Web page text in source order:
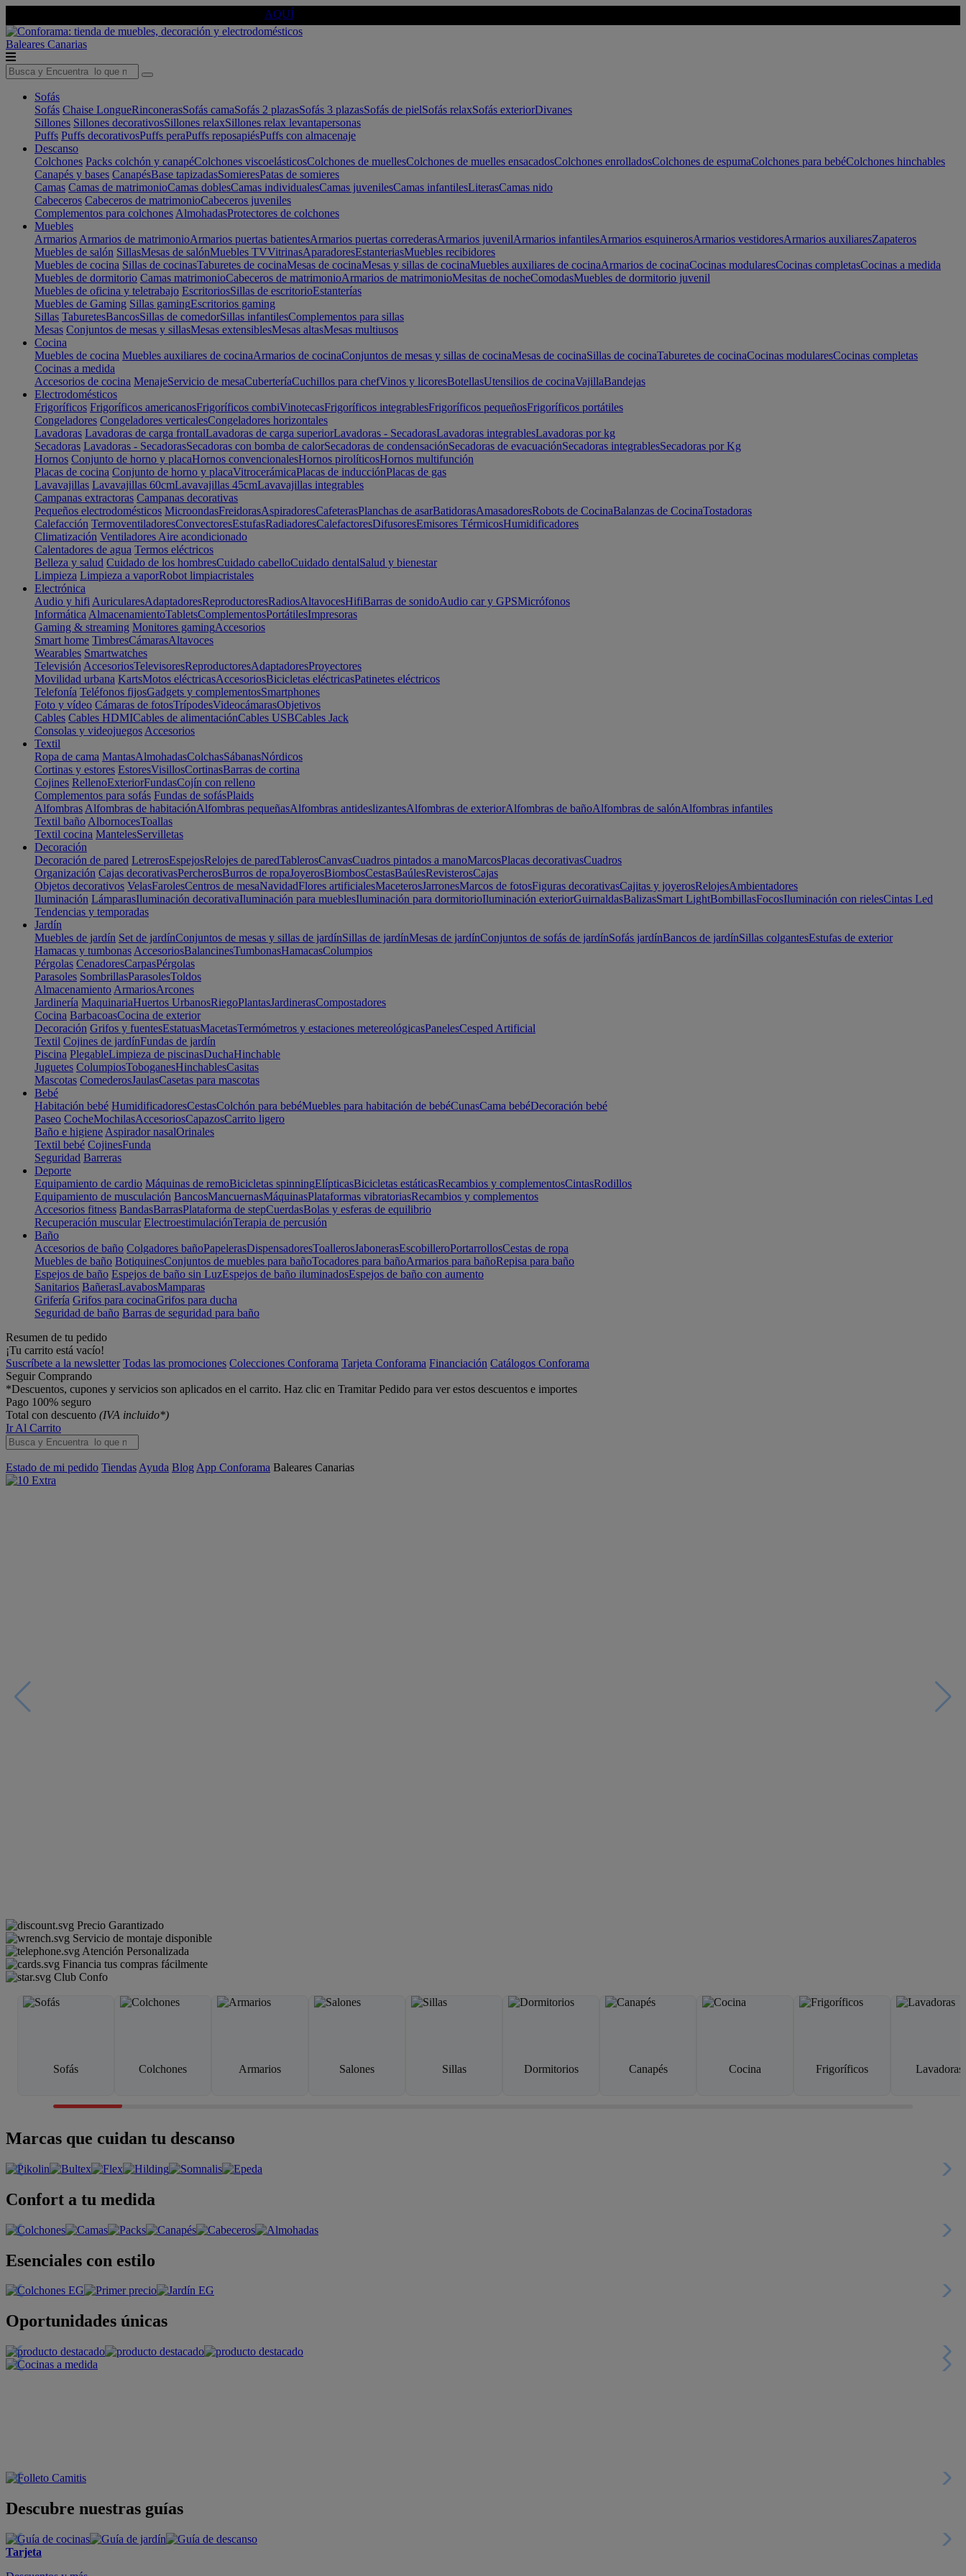
AQUÍ
Baleares Canarias
Sofás
Sofás Chaise LongueRinconerasSofás camaSofás 2 plazasSofás 3 plazasSofás de pielSofás relaxSofás exteriorDivanes
Sillones Sillones decorativosSillones relaxSillones relax levantapersonas
Puffs Puffs decorativosPuffs peraPuffs reposapiésPuffs con almacenaje
Descanso
Colchones Packs colchón y canapéColchones viscoelásticosColchones de muellesColchones de muelles ensacadosColchones enrolladosColchones de espumaColchones para bebéColchones hinchables
Canapés y bases CanapésBase tapizadasSomieresPatas de somieres
Camas Camas de matrimonioCamas doblesCamas individualesCamas juvenilesCamas infantilesLiterasCamas nido
Cabeceros Cabeceros de matrimonioCabeceros juveniles
Complementos para colchones AlmohadasProtectores de colchones
Muebles
Armarios Armarios de matrimonioArmarios puertas batientesArmarios puertas correderasArmarios juvenilArmarios infantilesArmarios esquinerosArmarios vestidoresArmarios auxiliaresZapateros
Muebles de salón SillasMesas de salónMuebles TVVitrinasAparadoresEstanteriasMuebles recibidores
Muebles de cocina Sillas de cocinasTaburetes de cocinaMesas de cocinaMesas y sillas de cocinaMuebles auxiliares de cocinaArmarios de cocinaCocinas modularesCocinas completasCocinas a medida
Muebles de dormitorio Camas matrimonioCabeceros de matrimonioArmarios de matrimonioMesitas de nocheComodasMuebles de dormitorio juvenil
Muebles de oficina y teletrabajo EscritoriosSillas de escritorioEstanterías
Muebles de Gaming Sillas gamingEscritorios gaming
Sillas TaburetesBancosSillas de comedorSillas infantilesComplementos para sillas
Mesas Conjuntos de mesas y sillasMesas extensiblesMesas altasMesas multiusos
Cocina
Muebles de cocina Muebles auxiliares de cocinaArmarios de cocinaConjuntos de mesas y sillas de cocinaMesas de cocinaSillas de cocinaTaburetes de cocinaCocinas modularesCocinas completas
Cocinas a medida
Accesorios de cocina MenajeServicio de mesaCuberteríaCuchillos para chefVinos y licoresBotellasUtensilios de cocinaVajillaBandejas
Electrodomésticos
Frigoríficos Frigoríficos americanosFrigoríficos combiVinotecasFrigoríficos integrablesFrigoríficos pequeñosFrigoríficos portátiles
Congeladores Congeladores verticalesCongeladores horizontales
Lavadoras Lavadoras de carga frontalLavadoras de carga superiorLavadoras - SecadorasLavadoras integrablesLavadoras por kg
Secadoras Lavadoras - SecadorasSecadoras con bomba de calorSecadoras de condensaciónSecadoras de evacuaciónSecadoras integrablesSecadoras por Kg
Hornos Conjunto de horno y placaHornos convencionalesHornos pirolíticosHornos multifunción
Placas de cocina Conjunto de horno y placaVitrocerámicaPlacas de inducciónPlacas de gas
Lavavajillas Lavavajillas 60cmLavavajillas 45cmLavavajillas integrables
Campanas extractoras Campanas decorativas
Pequeños electrodomésticos MicroondasFreidorasAspiradoresCafeterasPlanchas de asarBatidorasAmasadoresRobots de CocinaBalanzas de CocinaTostadoras
Calefacción TermoventiladoresConvectoresEstufasRadiadoresCalefactoresDifusoresEmisores TérmicosHumidificadores
Climatización Ventiladores Aire acondicionado
Calentadores de agua Termos eléctricos
Belleza y salud Cuidado de los hombresCuidado cabelloCuidado dentalSalud y bienestar
Limpieza Limpieza a vaporRobot limpiacristales
Electrónica
Audio y hifi AuricularesAdaptadoresReproductoresRadiosAltavocesHifiBarras de sonidoAudio car y GPSMicrófonos
Informática AlmacenamientoTabletsComplementosPortátilesImpresoras
Gaming & streaming Monitores gamingAccesorios
Smart home TimbresCámarasAltavoces
Wearables Smartwatches
Televisión AccesoriosTelevisoresReproductoresAdaptadoresProyectores
Movilidad urbana KartsMotos eléctricasAccesoriosBicicletas eléctricasPatinetes eléctricos
Telefonía Teléfonos fijosGadgets y complementosSmartphones
Foto y vídeo Cámaras de fotosTrípodesVideocámarasObjetivos
Cables Cables HDMICables de alimentaciónCables USBCables Jack
Consolas y videojuegos Accesorios
Textil
Ropa de cama MantasAlmohadasColchasSábanasNórdicos
Cortinas y estores EstoresVisillosCortinasBarras de cortina
Cojines RellenoExteriorFundasCojín con relleno
Complementos para sofás Fundas de sofásPlaids
Alfombras Alfombras de habitaciónAlfombras pequeñasAlfombras antideslizantesAlfombras de exteriorAlfombras de bañoAlfombras de salónAlfombras infantiles
Textil baño AlbornocesToallas
Textil cocina MantelesServilletas
Decoración
Decoración de pared LetrerosEspejosRelojes de paredTablerosCanvasCuadros pintados a manoMarcosPlacas decorativasCuadros
Organización Cajas decorativasPercherosBurros de ropaJoyerosBiombosCestasBaúlesRevisterosCajas
Objetos decorativos VelasFarolesCentros de mesaNavidadFlores artificialesMaceterosJarronesMarcos de fotosFiguras decorativasCajitas y joyerosRelojesAmbientadores
Iluminación LámparasIluminación decorativaIluminación para mueblesIluminación para dormitorioIluminación exteriorGuirnaldasBalizasSmart LightBombillasFocosIluminación con rielesCintas Led
Tendencias y temporadas
Jardín
Muebles de jardín Set de jardínConjuntos de mesas y sillas de jardínSillas de jardínMesas de jardínConjuntos de sofás de jardínSofás jardínBancos de jardínSillas colgantesEstufas de exterior
Hamacas y tumbonas AccesoriosBalancinesTumbonasHamacasColumpios
Pérgolas CenadoresCarpasPérgolas
Parasoles SombrillasParasolesToldos
Almacenamiento ArmariosArcones
Jardinería MaquinariaHuertos UrbanosRiegoPlantasJardinerasCompostadores
Cocina BarbacoasCocina de exterior
Decoración Grifos y fuentesEstatuasMacetasTermómetros y estaciones metereológicasPanelesCesped Artificial
Textil Cojines de jardínFundas de jardín
Piscina PlegableLimpieza de piscinasDuchaHinchable
Juguetes ColumpiosToboganesHinchablesCasitas
Mascotas ComederosJaulasCasetas para mascotas
Bebé
Habitación bebé HumidificadoresCestasColchón para bebéMuebles para habitación de bebéCunasCama bebéDecoración bebé
Paseo CocheMochilasAccesoriosCapazosCarrito ligero
Baño e higiene Aspirador nasalOrinales
Textil bebé CojinesFunda
Seguridad Barreras
Deporte
Equipamiento de cardio Máquinas de remoBicicletas spinningElípticasBicicletas estáticasRecambios y complementosCintasRodillos
Equipamiento de musculación BancosMancuernasMáquinasPlataformas vibratoriasRecambios y complementos
Accesorios fitness BandasBarrasPlataforma de stepCuerdasBolas y esferas de equilibrio
Recuperación muscular ElectroestimulaciónTerapia de percusión
Baño
Accesorios de baño Colgadores bañoPapelerasDispensadoresToallerosJabonerasEscobilleroPortarrollosCestas de ropa
Muebles de baño BotiquinesConjuntos de muebles para bañoTocadores para bañoArmarios para bañoRepisa para baño
Espejos de baño Espejos de baño sin LuzEspejos de baño iluminadosEspejos de baño con aumento
Sanitarios BañerasLavabosMamparas
Grifería Grifos para cocinaGrifos para ducha
Seguridad de baño Barras de seguridad para baño
Resumen de tu pedido
¡Tu carrito está vacío!
Suscríbete a la newsletter Todas las promociones Colecciones Conforama Tarjeta Conforama Financiación Catálogos Conforama
Seguir Comprando
*Descuentos, cupones y servicios son aplicados en el carrito. Haz clic en Tramitar Pedido para ver estos descuentos e importes
Pago 100% seguro
Total con descuento (IVA incluido*)
Ir Al Carrito
Estado de mi pedido Tiendas Ayuda Blog App Conforama Baleares Canarias
Precio Garantizado
Servicio de montaje disponible
Atención Personalizada
Financia tus compras fácilmente
Club Confo
Sofás Colchones Armarios Salones Sillas Dormitorios Canapés Cocina Frigoríficos Lavadoras
Marcas que cuidan tu descanso
Confort a tu medida
Esenciales con estilo
Oportunidades únicas
Descubre nuestras guías
Tarjeta